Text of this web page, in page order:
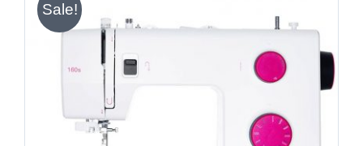
Sale!
IN DEN WARENKORB DETAILS